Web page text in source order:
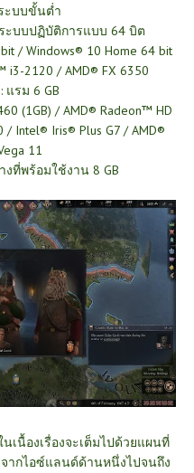
ะบบขั้นต่ำ
ะบบปฏิบัติการแบบ 64 บิต
/ Windows® 10 Home 64 bit
2120 / AMD® FX 6350
แรม 6 GB
(1GB) / AMD® Radeon™ HD
Intel® Iris® Plus G7 / AMD®
11
ที่พร้อมใช้งาน 8 GB
นเนื้องเรื่องจะเต็มไปด้วยแผนที่
ากไอซ์แลนด์ด้านหนึ่งไปจนถึง